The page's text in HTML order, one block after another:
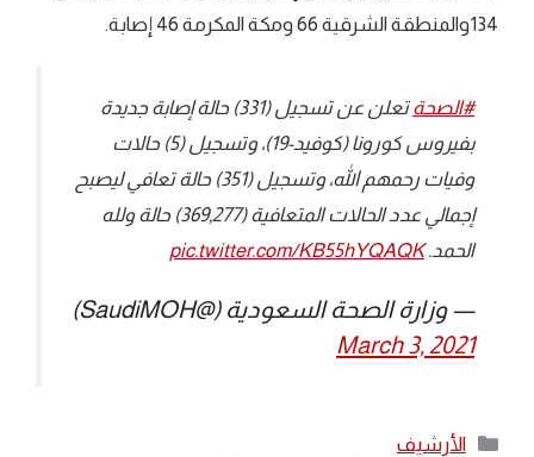
134والمنطقة الشرقية 66 ومكة المكرمة 46 إصابة.
#الصحة
⁩ تعلن عن تسجيل (331) حالة إصابة جديدة
بفيروس كورونا (كوفيد-19)، وتسجيل (5) حالات
وفيات رحمهم الله، وتسجيل (351) حالة تعافي ليصبح
إجمالي عدد الحالات المتعافية (369,277) حالة ولله
الحمد.pic.twitter.com/KB55hYQAQK
— وزارة الصحة السعودية (@SaudiMOH)
March 3, 2021
التصنيفات
الأرشيف